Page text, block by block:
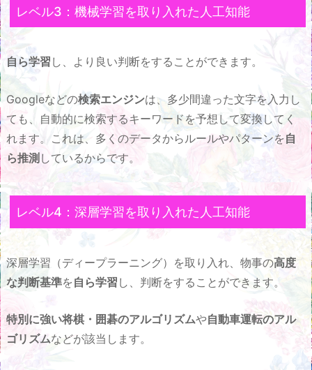
レベル3：機械学習を取り入れた人工知能
自ら学習 し、より良い判断をすることができます。
Googleなどの検索エンジンは、多少間違った文字を入力し
ても、自動的に検索するキーワードを予想して変換してく
れます。これは、多くのデータからルールやパターンを自
ら推測 しているからです。
レベル4：深層学習を取り入れた人工知能
深層学習（ディープラーニング）を取り入れ、物事の高度
な判断基準を 自ら学習 し、判断をすることができます。
特別に強い将棋・囲碁のアルゴリズムや自動車運転のアル
ゴリズムなどが該当します。